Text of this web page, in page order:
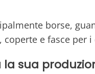
borse,
coperte e fasce per i
sua